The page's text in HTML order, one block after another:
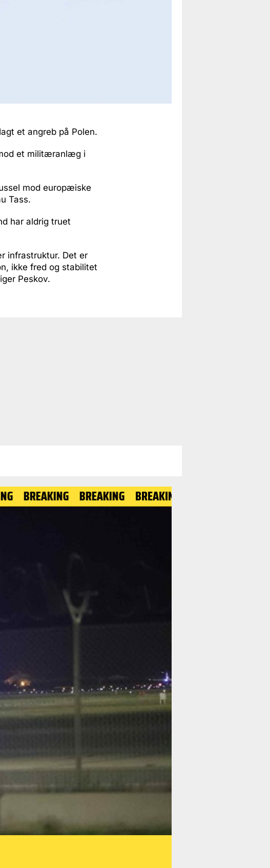
et angreb på Polen.
et militæranlæg i
mod europæiske
Tass.
har aldrig truet
infrastruktur. Det er
ikke fred og stabilitet
Peskov.
BREAKING BREAKING BREAKING